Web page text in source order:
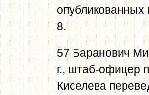
8.
57 Баранович
г., штаб-офицер
Киселева